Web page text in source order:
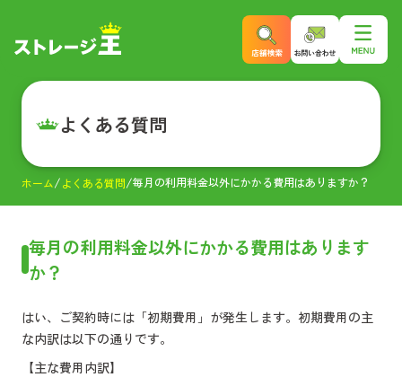
よくある質問
ホーム よくある質問 毎月の利用料金以外にかかる費用はありますか？
毎月の利用料金以外にかかる費用はあります
か？
はい、ご契約時には「初期費用」が発生します。初期費用の主
な内訳は以下の通りです。
【主な費用内訳】